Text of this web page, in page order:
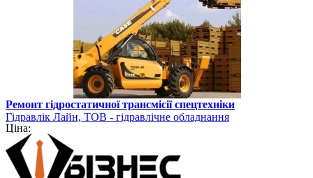
Ремонт гідростатичної трансмісії спецтехніки
Гідравлік Лайн, ТОВ - гідравлічне обладнання
Ціна: